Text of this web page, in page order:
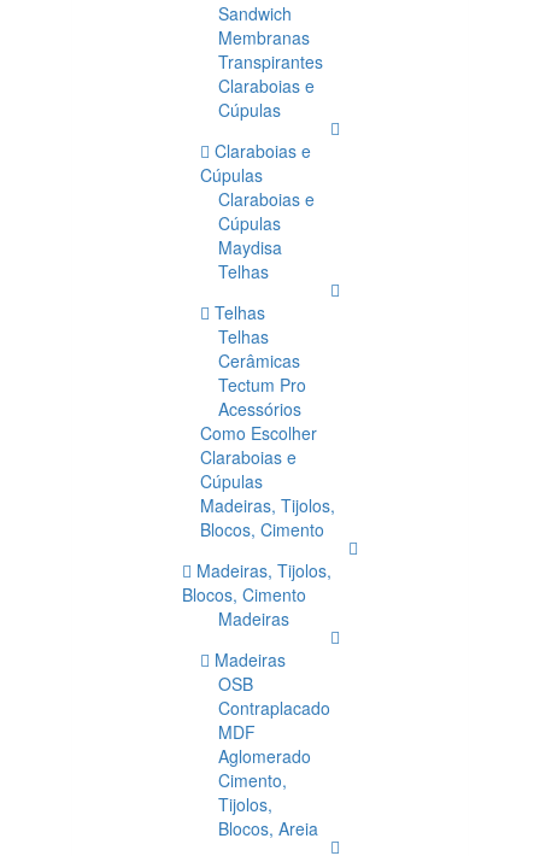
Sandwich
Membranas
Transpirantes
Claraboias e
Cúpulas
Claraboias e
Cúpulas
Claraboias e
Cúpulas
Maydisa
Telhas
Telhas
Telhas
Cerâmicas
Tectum Pro
Acessórios
Como Escolher
Claraboias e
Cúpulas
Madeiras, Tijolos,
Blocos, Cimento
Madeiras, Tijolos,
Blocos, Cimento
Madeiras
Madeiras
OSB
Contraplacado
MDF
Aglomerado
Cimento,
Tijolos,
Blocos, Areia